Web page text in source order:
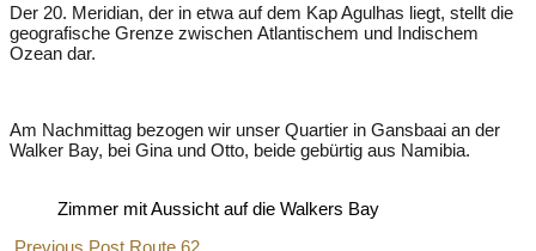
Der 20. Meridian, der in etwa auf dem Kap Agulhas liegt, stellt die
geografische Grenze zwischen Atlantischem und Indischem
Ozean dar.
Am Nachmittag bezogen wir unser Quartier in Gansbaai an der
Walker Bay, bei Gina und Otto, beide gebürtig aus Namibia.
Zimmer mit Aussicht auf die Walkers Bay
Previous Post Route 62